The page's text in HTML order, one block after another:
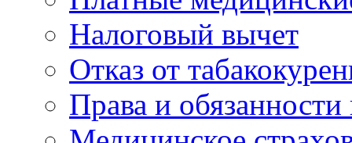
Налоговый вычет
Отказ от
Права и